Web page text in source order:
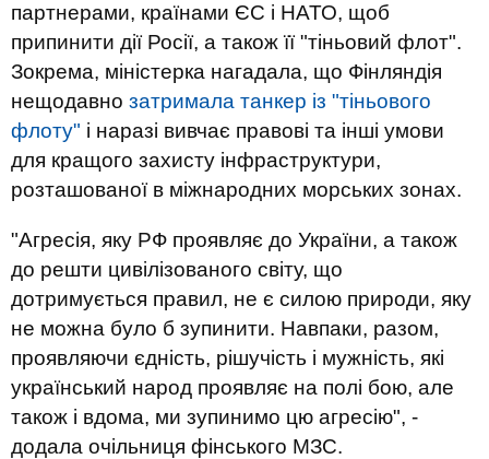
партнерами, країнами ЄС і НАТО, щоб
припинити дії Росії, а також її "тіньовий флот".
Зокрема, міністерка нагадала, що Фінляндія
нещодавно затримала танкер із "тіньового
флоту" і наразі вивчає правові та інші умови
для кращого захисту інфраструктури,
розташованої в міжнародних морських зонах.
"Агресія, яку РФ проявляє до України, а також
до решти цивілізованого світу, що
дотримується правил, не є силою природи, яку
не можна було б зупинити. Навпаки, разом,
проявляючи єдність, рішучість і мужність, які
український народ проявляє на полі бою, але
також і вдома, ми зупинимо цю агресію", -
додала очільниця фінського МЗС.